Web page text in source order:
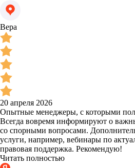
Вера
20 апреля 2026
Опытные менеджеры, с которыми
Всегда вовремя информируют о
со спорными вопросами.
услуги, например, вебинары по
правовая поддержка. Рекомендую!
Читать полностью